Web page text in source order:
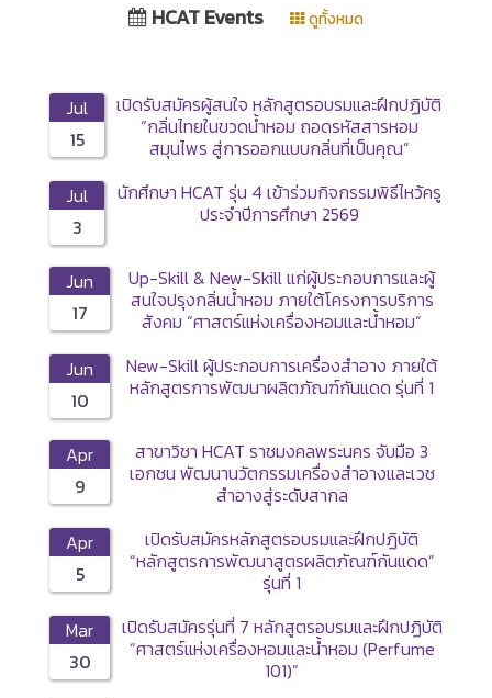
HCAT Events ดูทั้งหมด
Jul
15
เปิดรับสมัครผู้สนใจ หลักสูตรอบรมและฝึกปฏิบัติ
“กลิ่นไทยในขวดน้ำหอม ถอดรหัสสารหอม
สมุนไพร สู่การออกแบบกลิ่นที่เป็นคุณ”
Jul
3
นักศึกษา HCAT รุ่น 4 เข้าร่วมกิจกรรมพิธีไหว้ครู
ประจำปีการศึกษา 2569
Jun
17
Up-Skill & New-Skill แก่ผู้ประกอบการและผู้
สนใจปรุงกลิ่นน้ำหอม ภายใต้โครงการบริการ
สังคม “ศาสตร์แห่งเครื่องหอมและน้ำหอม”
Jun
10
New-Skill ผู้ประกอบการเครื่องสำอาง ภายใต้
หลักสูตรการพัฒนาผลิตภัณฑ์กันแดด รุ่นที่ 1
Apr
9
สาขาวิชา HCAT ราชมงคลพระนคร จับมือ 3
เอกชน พัฒนานวัตกรรมเครื่องสำอางและเวช
สำอางสู่ระดับสากล
Apr
5
เปิดรับสมัครหลักสูตรอบรมและฝึกปฏิบัติ
“หลักสูตรการพัฒนาสูตรผลิตภัณฑ์กันแดด”
รุ่นที่ 1
Mar
30
เปิดรับสมัครรุ่นที่ 7 หลักสูตรอบรมและฝึกปฏิบัติ
“ศาสตร์แห่งเครื่องหอมและน้ำหอม (Perfume
101)”